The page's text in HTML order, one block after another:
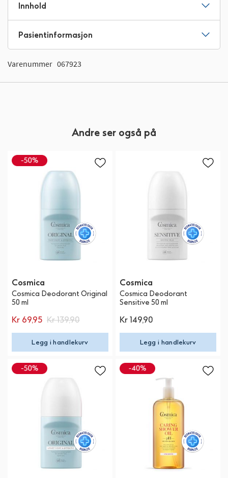
Innhold
Pasientinformasjon
Varenummer 067923
Andre ser også på
Cosmica
Cosmica Deodorant Original
50 ml
Kr 69,95 Kr 139,90
Legg i handlekurv
Cosmica
Cosmica Deodorant
Sensitive 50 ml
Kr 149,90
Legg i handlekurv